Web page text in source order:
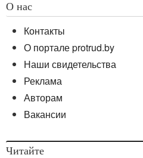
О нас
Контакты
О портале protrud.by
Наши свидетельства
Реклама
Авторам
Вакансии
Читайте